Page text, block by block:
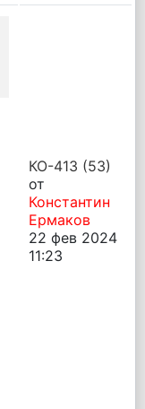
КО-413 (53)
от
Константин
Ермаков
22 фев 2024
11:23